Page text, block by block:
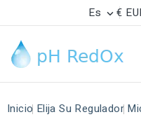
Es €
Inicio Elija Su Regulador